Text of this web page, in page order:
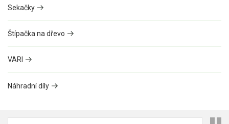
Aku traktory
Akumulátorové sekačky
Sekačky
Štípačka na dřevo
VARI
Náhradní díly